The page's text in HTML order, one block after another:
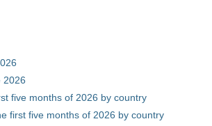
2026
five months of 2026 by country
first five months of 2026 by country